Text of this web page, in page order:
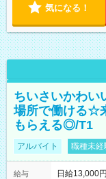
気になる！
ちいさいかわい
場所で働ける☆
もらえる◎/T1
アルバイト 職種未経
給与
日給13,000